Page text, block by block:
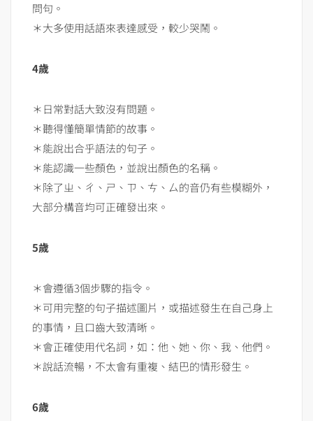
問句。
＊大多使用話語來表達感受，較少哭鬧。
4歲
＊日常對話大致沒有問題。
＊聽得懂簡單情節的故事。
＊能說出合乎語法的句子。
＊能認識一些顏色，並說出顏色的名稱。
＊除了ㄓ、ㄔ、ㄕ、ㄗ、ㄘ、ㄙ的音仍有些模糊外，
大部分構音均可正確發出來。
5歲
＊會遵循3個步驟的指令。
＊可用完整的句子描述圖片，或描述發生在自己身上
的事情，且口齒大致清晰。
＊會正確使用代名詞，如：他、她、你、我、他們。
＊說話流暢，不太會有重複、結巴的情形發生。
6歲